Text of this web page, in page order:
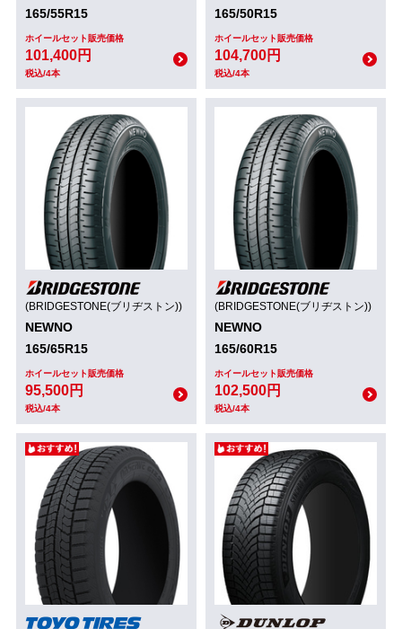
165/55R15
ホイールセット販売価格
101,400円
税込/4本
165/50R15
ホイールセット販売価格
104,700円
税込/4本
(BRIDGESTONE(ブリヂストン))
NEWNO
165/65R15
ホイールセット販売価格
95,500円
税込/4本
(BRIDGESTONE(ブリヂストン))
NEWNO
165/60R15
ホイールセット販売価格
102,500円
税込/4本